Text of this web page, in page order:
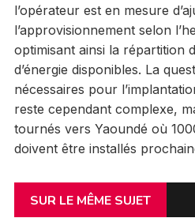
l’opérateur est en mesure
l’approvisionnement selon
optimisant ainsi la répartition
d’énergie disponibles. La
nécessaires pour
reste cependant complexe,
tournés vers Yaoundé où
doivent être installés
SUR LE MÊME SUJET